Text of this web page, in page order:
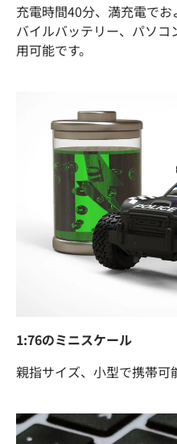
充電時間40分、満充電で
バイルバッテリー、パソ
用可能です。
1:76のミニスケール
親指サイズ、小型で携帯可